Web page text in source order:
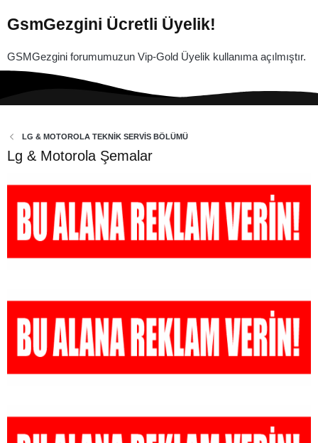
GsmGezgini Ücretli Üyelik!
GSMGezgini forumumuzun Vip-Gold Üyelik kullanıma açılmıştır.
LG & MOTOROLA TEKNİK SERVİS BÖLÜMÜ
Lg & Motorola Şemalar